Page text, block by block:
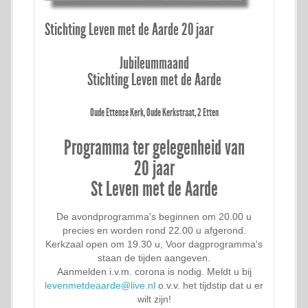
Stichting Leven met de Aarde 20 jaar
Jubileummaand
Stichting Leven met de Aarde
Oude Ettense Kerk, Oude Kerkstraat, 2 Etten
Programma ter gelegenheid van
20 jaar
St Leven met de Aarde
De avondprogramma's beginnen om 20.00 u
precies en worden rond 22.00 u afgerond.
Kerkzaal open om 19.30 u, Voor dagprogramma's
staan de tijden aangeven.
Aanmelden i.v.m. corona is nodig. Meldt u bij
levenmetdeaarde@live.nl o.v.v. het tijdstip dat u er
wilt zijn!